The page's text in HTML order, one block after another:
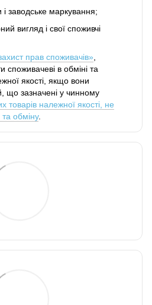
і заводське маркування;
вигляд і свої споживчі
прав споживачів»
споживачеві в обміні та
якості, якщо вони
що зазначені у чинному
товарів належної якості, не
обміну.